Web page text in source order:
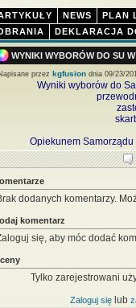
NEWS
PLAN
DEKLARACJA
WYNIKI WYBORÓW DO SU
przez kgfusion dnia 09/23/
Wyniki wyborów do
Opiekunem
dodanych komentarzy.
komentarz
się, aby móc dodać
Tylko zarejestrowani
Zaloguj się lub